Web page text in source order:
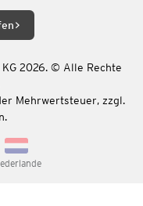
2026. © Alle Rechte
Mehrwertsteuer, zzgl.